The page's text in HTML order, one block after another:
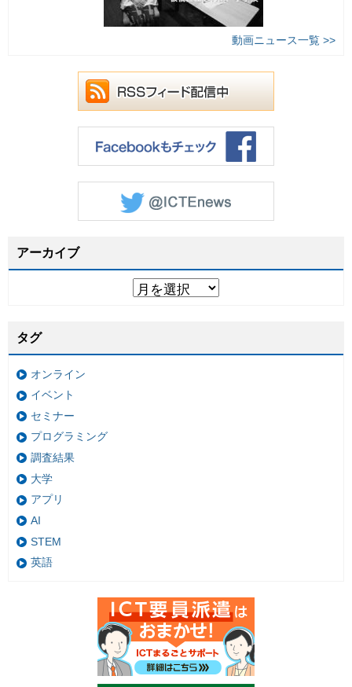
動画ニュース一覧 >>
アーカイブ
タグ
オンライン
イベント
セミナー
プログラミング
調査結果
大学
アプリ
AI
STEM
英語